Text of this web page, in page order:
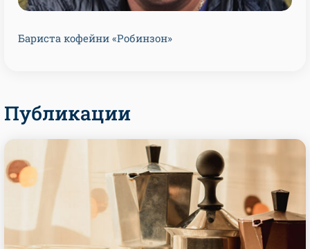
Бариста кофейни «Робинзон»
Публикации